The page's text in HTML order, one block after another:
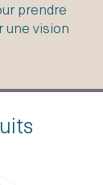
prendre
une vision